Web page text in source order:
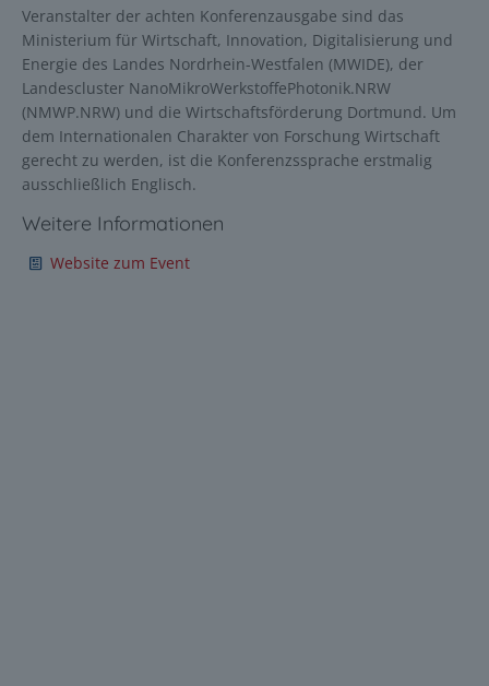
Veranstalter der achten Konferenzausgabe sind das
Ministerium für Wirtschaft, Innovation, Digitalisierung und
Energie des Landes Nordrhein-Westfalen (MWIDE), der
Landescluster NanoMikroWerkstoffePhotonik.NRW
(NMWP.NRW) und die Wirtschaftsförderung Dortmund. Um
dem Internationalen Charakter von Forschung Wirtschaft
gerecht zu werden, ist die Konferenzssprache erstmalig
ausschließlich Englisch.
Weitere Informationen
Website zum Event